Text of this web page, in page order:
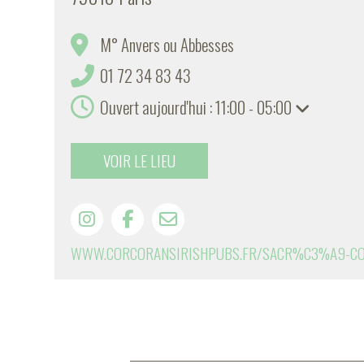
M° Anvers ou Abbesses
01 72 34 83 43
Ouvert aujourd'hui : 11:00 - 05:00
VOIR LE LIEU
WWW.CORCORANSIRISHPUBS.FR/SACR%C3%A9-